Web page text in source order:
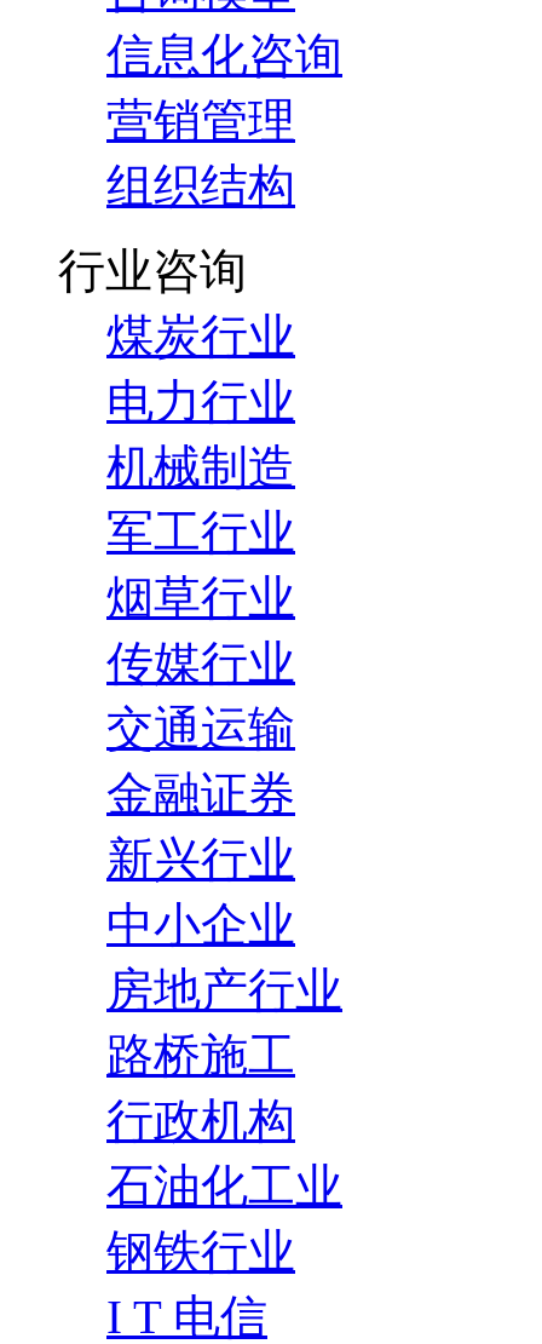
信息化咨询
营销管理
组织结构
行业咨询
煤炭行业
电力行业
机械制造
军工行业
烟草行业
传媒行业
交通运输
金融证券
新兴行业
中小企业
房地产行业
路桥施工
行政机构
石油化工业
钢铁行业
I T 电信